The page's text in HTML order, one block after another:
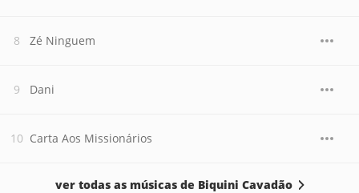
Zé Ninguem
Dani
Carta Aos Missionários
ver todas as músicas de Biquini Cavadão